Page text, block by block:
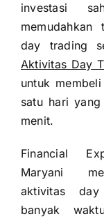
investasi
day trading
Aktivitas Day
untuk
satu hari
menit.
Financial
Maryani
aktivitas
banyak